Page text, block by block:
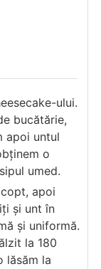
ului.
bucătărie,
apoi untul
o
umed.
apoi
și unt în
și uniformă.
la 180
lăsăm la